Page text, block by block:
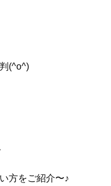
(^o^)
方をご紹介〜♪